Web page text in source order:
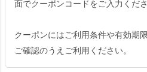
面でクーポンコードをご入力くださ
クーポンにはご利用条件や有効期
ご確認のうえご利用ください。